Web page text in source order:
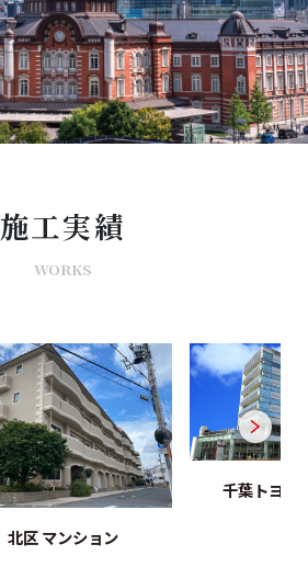
施工実績
WORKS
北区 マンション
千葉トヨ